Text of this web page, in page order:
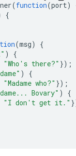
(function(port)
{
(msg)
{
)
{
"Who's there?" });
)
{
"Madame who?" });
Bovary" )
{
"I don't get it."